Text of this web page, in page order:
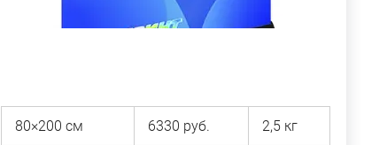
80×200 см 6330 руб. 2,5 кг